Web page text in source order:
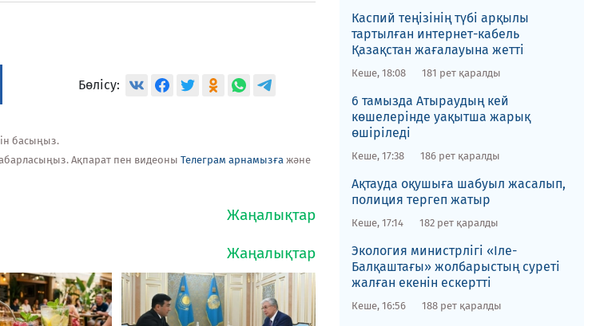
Бөлісу:
басыңыз.
Ақпарат пен видеоны Телеграм арнамызға және
​Каспий теңізінің түбі арқылы
тартылған интернет-кабель
Қазақстан жағалауына жетті
Кеше, 18:08 181 рет қаралды
6 тамызда Атыраудың кей
көшелерінде уақытша жарық
өшіріледі
Кеше, 17:38 186 рет қаралды
Ақтауда оқушыға шабуыл жасалып,
полиция тергеп жатыр
Кеше, 17:14 182 рет қаралды
​Экология министрлігі «Іле-
Балқаштағы» жолбарыстың суреті
жалған екенін ескертті
Кеше, 16:56 188 рет қаралды